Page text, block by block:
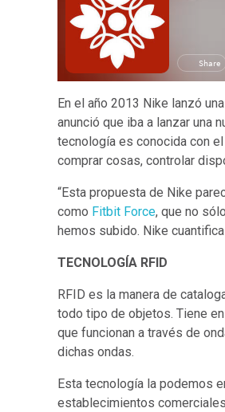
En el año 2013 Nike lanzó
anunció que iba a lanzar una
tecnología es conocida con
comprar cosas, controlar
“Esta propuesta de Nike
como Fitbit Force, que no
hemos subido. Nike
TECNOLOGÍA RFID
RFID es la manera de
todo tipo de objetos. Tiene
que funcionan a través de
dichas ondas.
Esta tecnología la podemos
establecimientos